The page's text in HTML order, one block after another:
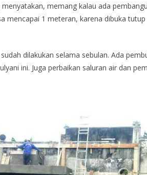
memang kalau ada
mencapai 1 meteran, karena dibuka
dilakukan selama sebulan. Ada
ini. Juga perbaikan saluran air dan